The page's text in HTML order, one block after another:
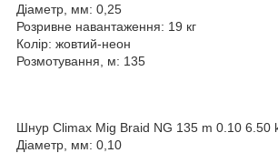
Діаметр, мм: 0,25
Розривне навантаження: 19 кг
Колір: жовтий-неон
Розмотування, м: 135
Шнур Climax Mig Braid NG 135 m 0.10 6.50
Діаметр, мм: 0,10